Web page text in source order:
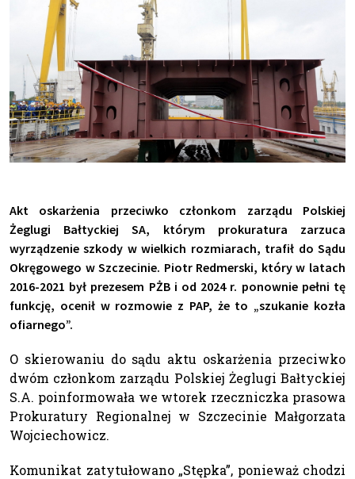
Akt oskarżenia przeciwko członkom zarządu Polskiej
Żeglugi Bałtyckiej SA, którym prokuratura zarzuca
wyrządzenie szkody w wielkich rozmiarach, trafił do Sądu
Okręgowego w Szczecinie. Piotr Redmerski, który w latach
2016-2021 był prezesem PŻB i od 2024 r. ponownie pełni tę
funkcję, ocenił w rozmowie z PAP, że to „szukanie kozła
ofiarnego”.
O skierowaniu do sądu aktu oskarżenia przeciwko
dwóm członkom zarządu Polskiej Żeglugi Bałtyckiej
S.A. poinformowała we wtorek rzeczniczka prasowa
Prokuratury Regionalnej w Szczecinie Małgorzata
Wojciechowicz.
Komunikat zatytułowano „Stępka”, ponieważ chodzi